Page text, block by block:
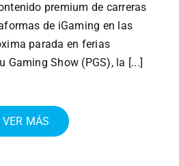
premium de carreras
de iGaming en las
parada en ferias
Gaming Show (PGS), la [...]
VER MÁS